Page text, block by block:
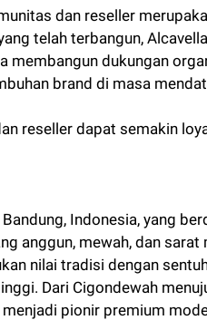
dan reseller
telah terbangun,
membangun dukungan
brand di masa
reseller dapat semakin
Indonesia, yang
anggun, mewah, dan sarat
nilai tradisi dengan
Dari Cigondewah
pionir premium